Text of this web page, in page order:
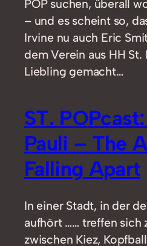
POP suchen, überall
– und es scheint so,
Irvine nu auch Eric
dem Verein aus HH St.
Liebling gemacht…
ST.
Pauli – The
Falling Apart
In einer Stadt, in der
aufhört …… treffen sich
zwischen Kiez,